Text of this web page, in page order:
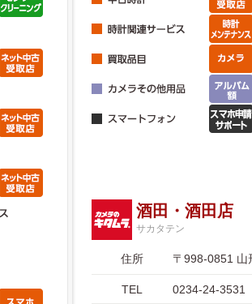
酒田・酒田店
サカタテン
住所 〒998-0851 山
TEL 0234-24-3531